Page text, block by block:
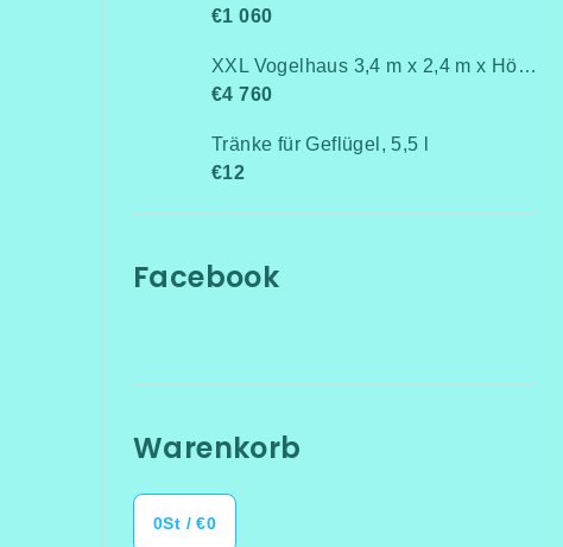
€1 060
XXL Vogelhaus 3,4 m x 2,4 m x Höhe 2,6 m
€4 760
Tränke für Geflügel, 5,5 l
€12
Facebook
Warenkorb
0St /€0